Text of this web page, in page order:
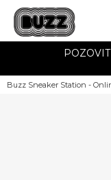
Buzz Sneaker Station -